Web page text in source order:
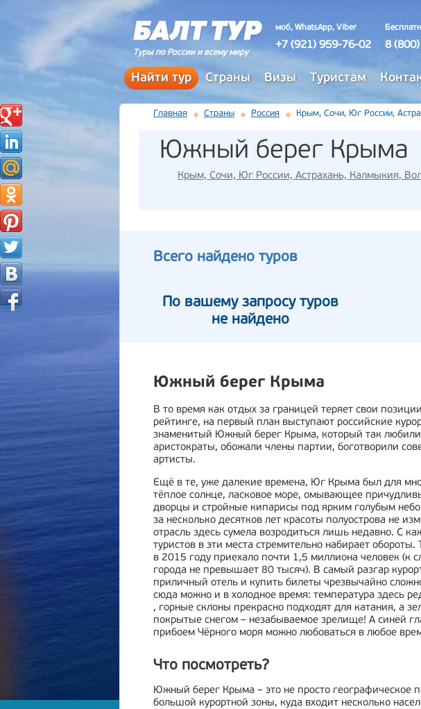
Туры по России и всему миру
моб, WhatsApp, Viber
+7 (921) 959-76-02 8
Найти тур Страны Визы Туристам
Главная Страны Россия Крым, Сочи, Юг России,
Южный берег Крыма
Крым, Сочи, Юг России, Астрахань, Калмыкия,
Всего найдено туров
По вашему запросу туров
не найдено
Южный берег Крыма
В то время как отдых за границей теряет свои
рейтинге, на первый план выступают российские
знаменитый Южный берег Крыма, который так
аристократы, обожали члены партии, боготворили
артисты.
Ещё в те, уже далекие времена, Юг Крыма был для
тёплое солнце, ласковое море, омывающее
дворцы и стройные кипарисы под ярким голубым
за несколько десятков лет красоты полуострова не
отрасль здесь сумела возродиться лишь недавно. С
туристов в эти места стремительно набирает обороты.
в 2015 году приехало почти 1,5 миллиона человек (к
города не превышает 80 тысяч). В самый разгар
приличный отель и купить билеты чрезвычайно
сюда можно и в холодное время: температура здесь
, горные склоны прекрасно подходят для катания, а
покрытые снегом – незабываемое зрелище! А синей
прибоем Чёрного моря можно любоваться в любое
Что посмотреть?
Южный берег Крыма – это не просто географическое
большой курортной зоны, куда входит несколько